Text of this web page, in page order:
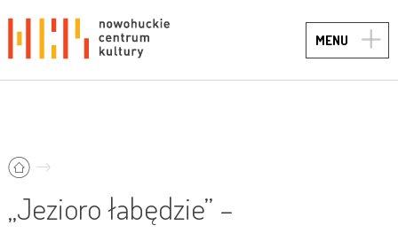
MENU
„Jezioro łabędzie” –